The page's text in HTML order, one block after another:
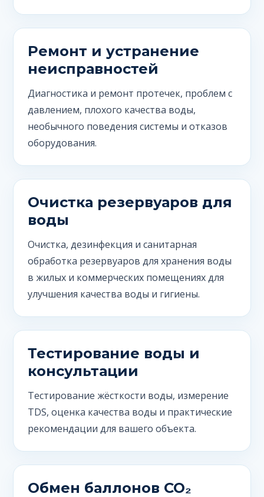
Ремонт и устранение
неисправностей
Диагностика и ремонт протечек, проблем с
давлением, плохого качества воды,
необычного поведения системы и отказов
оборудования.
Очистка резервуаров для
воды
Очистка, дезинфекция и санитарная
обработка резервуаров для хранения воды
в жилых и коммерческих помещениях для
улучшения качества воды и гигиены.
Тестирование воды и
консультации
Тестирование жёсткости воды, измерение
TDS, оценка качества воды и практические
рекомендации для вашего объекта.
Обмен баллонов CO₂